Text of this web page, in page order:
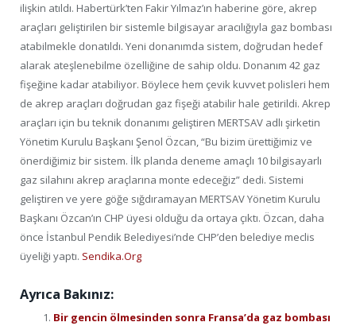
ilişkin atıldı. Habertürk’ten Fakir Yılmaz’ın haberine göre, akrep
araçları geliştirilen bir sistemle bilgisayar aracılığıyla gaz bombası
atabilmekle donatıldı. Yeni donanımda sistem, doğrudan hedef
alarak ateşlenebilme özelliğine de sahip oldu. Donanım 42 gaz
fişeğine kadar atabiliyor. Böylece hem çevik kuvvet polisleri hem
de akrep araçları doğrudan gaz fişeği atabilir hale getirildi. Akrep
araçları için bu teknik donanımı geliştiren MERTSAV adlı şirketin
Yönetim Kurulu Başkanı Şenol Özcan, “Bu bizim ürettiğimiz ve
önerdiğimiz bir sistem. İlk planda deneme amaçlı 10 bilgisayarlı
gaz silahını akrep araçlarına monte edeceğiz” dedi. Sistemi
geliştiren ve yere göğe sığdıramayan MERTSAV Yönetim Kurulu
Başkanı Özcan’ın CHP üyesi olduğu da ortaya çıktı. Özcan, daha
önce İstanbul Pendik Belediyesi’nde CHP’den belediye meclis
üyeliği yaptı. Sendika.Org
Ayrıca Bakınız:
Bir gencin ölmesinden sonra Fransa’da gaz bombası